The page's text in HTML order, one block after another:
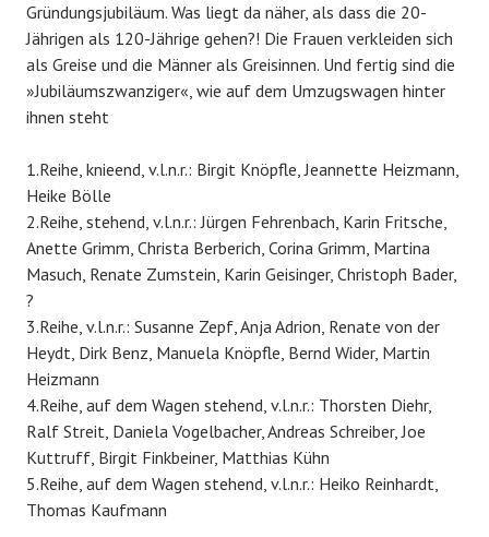
Gründungsjubiläum. Was liegt da näher, als dass die 20-
Jährigen als 120-Jährige gehen?! Die Frauen verkleiden sich
als Greise und die Männer als Greisinnen. Und fertig sind die
»Jubiläumszwanziger«, wie auf dem Umzugswagen hinter
ihnen steht
1.Reihe, knieend, v.l.n.r.: Birgit Knöpfle, Jeannette Heizmann,
Heike Bölle
2.Reihe, stehend, v.l.n.r.: Jürgen Fehrenbach, Karin Fritsche,
Anette Grimm, Christa Berberich, Corina Grimm, Martina
Masuch, Renate Zumstein, Karin Geisinger, Christoph Bader,
?
3.Reihe, v.l.n.r.: Susanne Zepf, Anja Adrion, Renate von der
Heydt, Dirk Benz, Manuela Knöpfle, Bernd Wider, Martin
Heizmann
4.Reihe, auf dem Wagen stehend, v.l.n.r.: Thorsten Diehr,
Ralf Streit, Daniela Vogelbacher, Andreas Schreiber, Joe
Kuttruff, Birgit Finkbeiner, Matthias Kühn
5.Reihe, auf dem Wagen stehend, v.l.n.r.: Heiko Reinhardt,
Thomas Kaufmann